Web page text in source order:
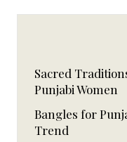
Sacred
Punjabi Women
Bangles for
Trend